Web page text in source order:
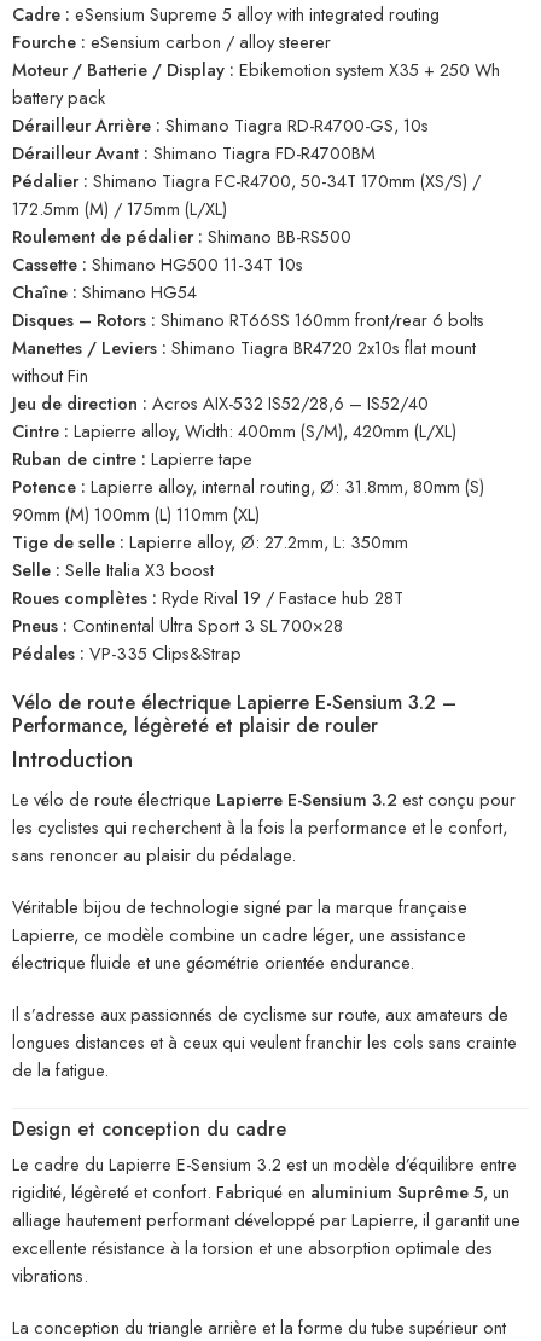
Cadre : eSensium Supreme 5 alloy with integrated routing
Fourche : eSensium carbon / alloy steerer
Moteur / Batterie / Display : Ebikemotion system X35 + 250 Wh
battery pack
Dérailleur Arrière : Shimano Tiagra RD-R4700-GS, 10s
Dérailleur Avant : Shimano Tiagra FD-R4700BM
Pédalier : Shimano Tiagra FC-R4700, 50-34T 170mm (XS/S) /
172.5mm (M) / 175mm (L/XL)
Roulement de pédalier : Shimano BB-RS500
Cassette : Shimano HG500 11-34T 10s
Chaîne : Shimano HG54
Disques – Rotors : Shimano RT66SS 160mm front/rear 6 bolts
Manettes / Leviers : Shimano Tiagra BR4720 2x10s flat mount
without Fin
Jeu de direction : Acros AIX-532 IS52/28,6 – IS52/40
Cintre : Lapierre alloy, Width: 400mm (S/M), 420mm (L/XL)
Ruban de cintre : Lapierre tape
Potence : Lapierre alloy, internal routing, Ø: 31.8mm, 80mm (S)
90mm (M) 100mm (L) 110mm (XL)
Tige de selle : Lapierre alloy, Ø: 27.2mm, L: 350mm
Selle : Selle Italia X3 boost
Roues complètes : Ryde Rival 19 / Fastace hub 28T
Pneus : Continental Ultra Sport 3 SL 700×28
Pédales : VP-335 Clips&Strap
Vélo de route électrique Lapierre E-Sensium 3.2 –
Performance, légèreté et plaisir de rouler
Introduction
Le vélo de route électrique Lapierre E-Sensium 3.2 est conçu pour
les cyclistes qui recherchent à la fois la performance et le confort,
sans renoncer au plaisir du pédalage.
Véritable bijou de technologie signé par la marque française
Lapierre, ce modèle combine un cadre léger, une assistance
électrique fluide et une géométrie orientée endurance.
Il s’adresse aux passionnés de cyclisme sur route, aux amateurs de
longues distances et à ceux qui veulent franchir les cols sans crainte
de la fatigue.
Design et conception du cadre
Le cadre du Lapierre E-Sensium 3.2 est un modèle d’équilibre entre
rigidité, légèreté et confort. Fabriqué en aluminium Suprême 5, un
alliage hautement performant développé par Lapierre, il garantit une
excellente résistance à la torsion et une absorption optimale des
vibrations.
La conception du triangle arrière et la forme du tube supérieur ont